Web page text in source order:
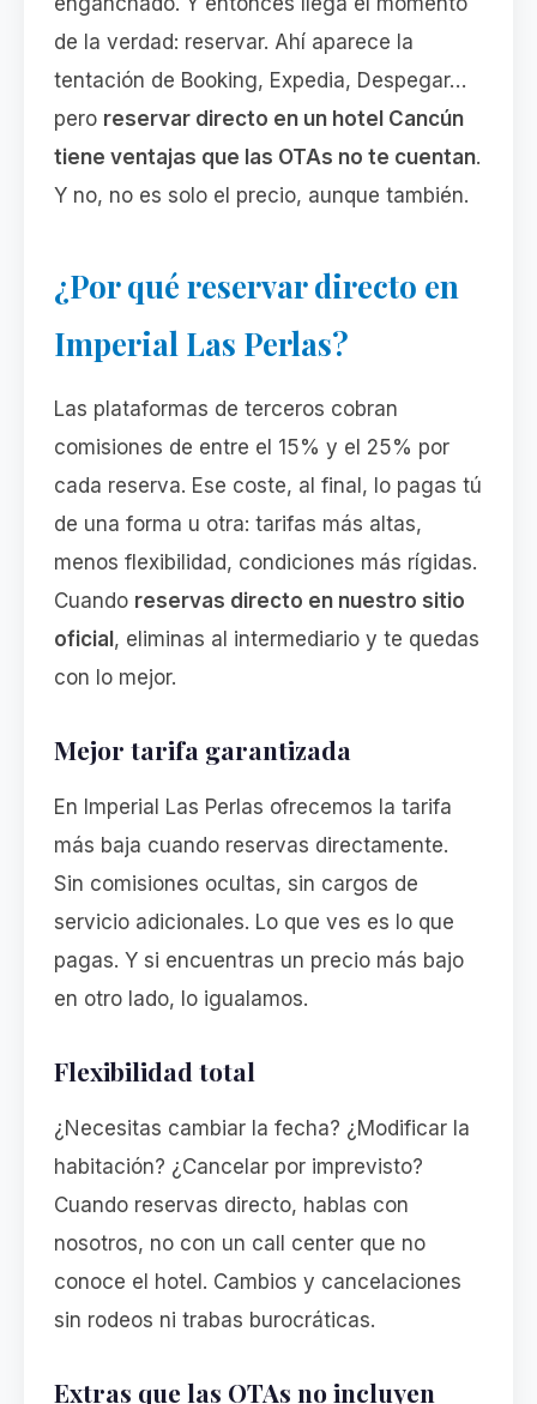
de la verdad: reservar. Ahí aparece la
tentación de Booking, Expedia, Despegar…
pero reservar directo en un hotel Cancún
tiene ventajas que las OTAs no te cuentan.
Y no, no es solo el precio, aunque también.
¿Por qué reservar directo en
Imperial Las Perlas?
Las plataformas de terceros cobran
comisiones de entre el 15% y el 25% por
cada reserva. Ese coste, al final, lo pagas tú
de una forma u otra: tarifas más altas,
menos flexibilidad, condiciones más rígidas.
Cuando reservas directo en nuestro sitio
oficial , eliminas al intermediario y te quedas
con lo mejor.
Mejor tarifa garantizada
En Imperial Las Perlas ofrecemos la tarifa
más baja cuando reservas directamente.
Sin comisiones ocultas, sin cargos de
servicio adicionales. Lo que ves es lo que
pagas. Y si encuentras un precio más bajo
en otro lado, lo igualamos.
Flexibilidad total
¿Necesitas cambiar la fecha? ¿Modificar la
habitación? ¿Cancelar por imprevisto?
Cuando reservas directo, hablas con
nosotros, no con un call center que no
conoce el hotel. Cambios y cancelaciones
sin rodeos ni trabas burocráticas.
Extras que las OTAs no incluyen